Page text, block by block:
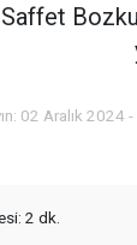
02 Aralık
2 dk.